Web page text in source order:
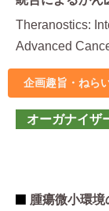
Theranostics:
Advanced
企画趣旨・ねら
オーガナイザ
腫瘍微小環